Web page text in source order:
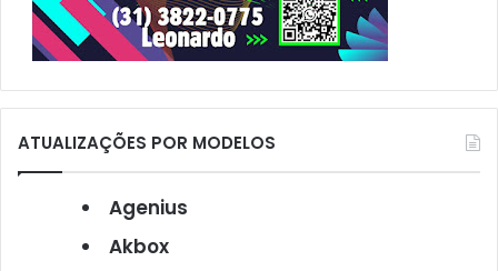
ATUALIZAÇÕES POR MODELOS
Agenius
Akbox